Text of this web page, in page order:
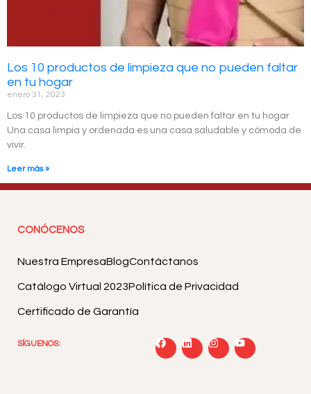
Los 10 productos de limpieza que no pueden faltar
en tu hogar
enero 31, 2023
Los 10 productos de limpieza que no pueden faltar en tu hogar
Una casa limpia y ordenada es una casa saludable y cómoda de
vivir.
Leer más »
CONÓCENOS
Nuestra EmpresaBlogContáctanos
Catálogo Virtual 2023Política de Privacidad
Certificado de Garantía
SÍGUENOS: